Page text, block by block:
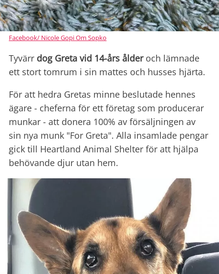
Facebook/ Nicole Gopi Om Sopko
Tyvärr dog Greta vid 14-års ålderoch lämnade
ett stort tomrum i sin mattes och husses hjärta.
För att hedra Gretas minne beslutade hennes
ägare - cheferna för ett företag som producerar
munkar - att donera 100% av försäljningen av
sin nya munk "For Greta". Alla insamlade pengar
gick till Heartland Animal Shelter för att hjälpa
behövande djur utan hem.